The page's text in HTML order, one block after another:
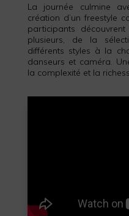
La journée culmine
création d’un freestyle
participants
plusieurs, de la
différents styles à la
danseurs et caméra.
la complexité et la